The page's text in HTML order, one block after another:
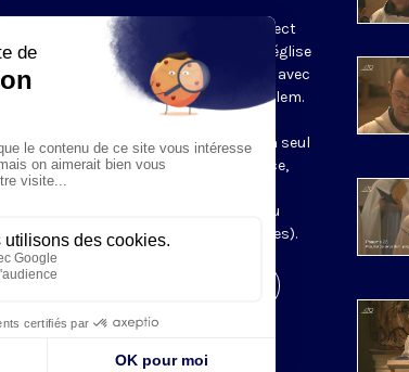
Du mardi au samedi, KTO diffuse en direct
l’office du milieu du jour, en direct de l’église
Saint-Gervais-Saint-Protais (Paris 4e), avec
les Fraternités Monastiques de Jérusalem.
L’Office du Milieu du Jour regroupe, en
particulier, «au milieu du jour» et en un seul
office, les heures monastiques de Tierce,
Sexte et None. Il permet à l’Église de
retrouver son Seigneur entre l’office du
matin (Laudes) et l’office du soir (Vêpres).